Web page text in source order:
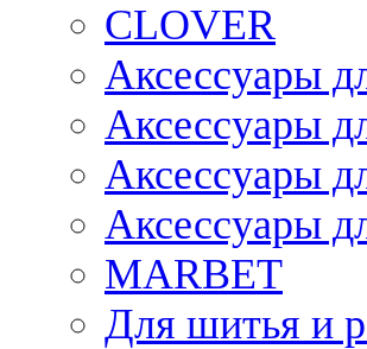
CLOVER
Аксессуары
Аксессуары
Аксессуары
Аксессуары
MARBET
Для шитья и